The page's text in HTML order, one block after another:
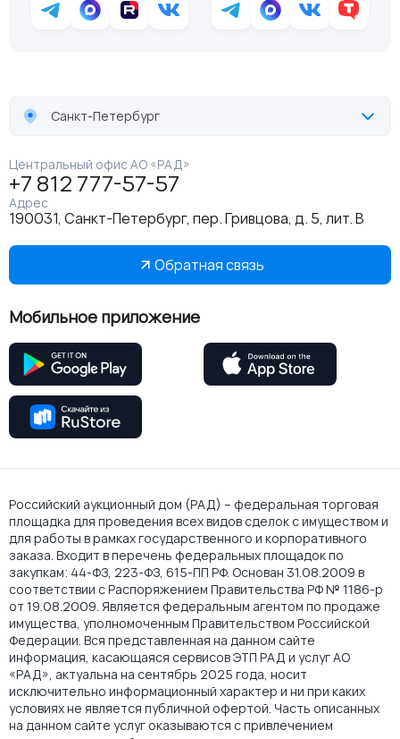
Санкт-Петербург
Центральный офис АО «РАД»
+7 812 777-57-57
Адрес
190031, Санкт-Петербург, пер. Гривцова, д. 5, лит. В
Обратная связь
Мобильное приложение
Российский аукционный дом (РАД) – федеральная торговая
площадка для проведения всех видов сделок с имуществом и
для работы в рамках государственного и корпоративного
заказа. Входит в перечень федеральных площадок по
закупкам: 44-ФЗ, 223-ФЗ, 615-ПП РФ. Основан 31.08.2009 в
соответствии с Распоряжением Правительства РФ № 1186-р
от 19.08.2009. Является федеральным агентом по продаже
имущества, уполномоченным Правительством Российской
Федерации. Вся представленная на данном сайте
информация, касающаяся сервисов ЭТП РАД и услуг АО
«РАД», актуальна на сентябрь 2025 года, носит
исключительно информационный характер и ни при каких
условиях не является публичной офертой. Часть описанных
на данном сайте услуг оказываются с привлечением